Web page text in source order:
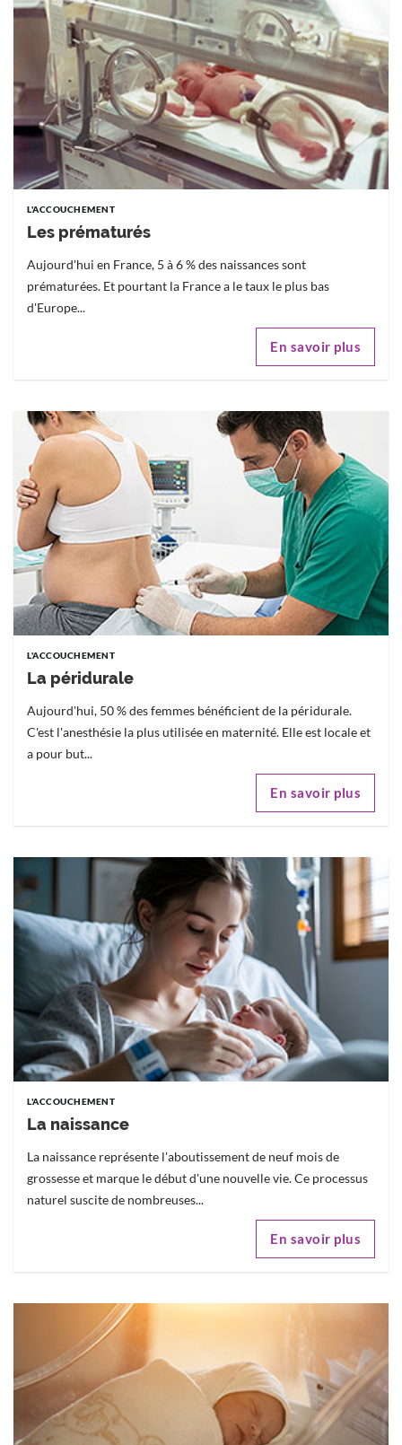
L'ACCOUCHEMENT
Les prématurés
Aujourd'hui en France, 5 à 6 % des naissances sont
prématurées. Et pourtant la France a le taux le plus bas
d'Europe...
En savoir plus
L'ACCOUCHEMENT
La péridurale
Aujourd'hui, 50 % des femmes bénéficient de la péridurale.
C'est l'anesthésie la plus utilisée en maternité. Elle est locale et
a pour but...
En savoir plus
L'ACCOUCHEMENT
La naissance
La naissance représente l'aboutissement de neuf mois de
grossesse et marque le début d'une nouvelle vie. Ce processus
naturel suscite de nombreuses...
En savoir plus